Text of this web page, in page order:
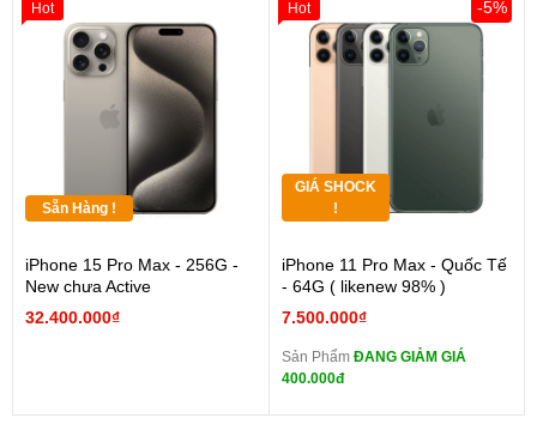
Sẵn Hàng !
iPhone 15 Pro Max - 256G -
New chưa Active
32.400.000₫
Hot
GIÁ SHOCK
!
iPhone 11 Pro Max - Quốc Tế
- 64G ( likenew 98% )
7.500.000₫
-5%
Sản Phẩm ĐANG GIẢM GIÁ
400.000đ
Hot